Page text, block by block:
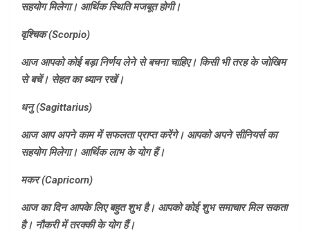
सहयोग मिलेगा। आर्थिक स्थिति मजबूत होगी।
वृश्चिक (Scorpio)
आज आपको कोई बड़ा निर्णय लेने से बचना चाहिए। किसी भी तरह के जोखिम
से बचें। सेहत का ध्यान रखें।
धनु (Sagittarius)
आज आप अपने काम में सफलता प्राप्त करेंगे। आपको अपने सीनियर्स का
सहयोग मिलेगा। आर्थिक लाभ के योग हैं।
मकर (Capricorn)
आज का दिन आपके लिए बहुत शुभ है। आपको कोई शुभ समाचार मिल सकता
है। नौकरी में तरक्की के योग हैं।